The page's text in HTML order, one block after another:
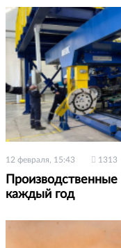
12 февраля, 15:43 1313
каждый год